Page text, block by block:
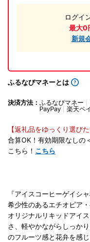
ログイ
最大0
新規
ふるなびマネーとは
決済方法： ふるなびマネー
PayPay
楽天ペ
【返礼品をゆっくり選びた
合算OK！有効期限なしの
こちら！ こちら
『アイスコーヒーゲイシ
希少性のあるエチオピア
オリジナルリキッドアイ
さ、軽やかながらしっか
のフルーツ感と花弁を感